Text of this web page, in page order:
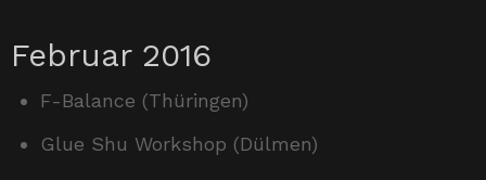
Februar 2016
F-Balance (Thüringen)
Glue Shu Workshop (Dülmen)